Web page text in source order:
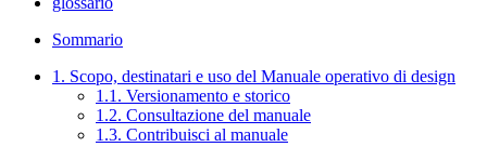
Sommario
1. Scopo, destinatari e uso del Manuale operativo di design
1.1. Versionamento e storico
1.2. Consultazione del manuale
1.3. Contribuisci al manuale